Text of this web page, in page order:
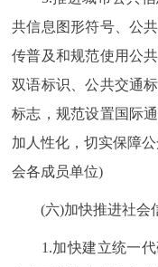
共信息图形符号、公
传普及和规范使用公
双语标识、公共交通
标志，规范设置国际
加人性化，切实保障
会各成员单位)
(六)加快推进社会
1.加快建立统一代